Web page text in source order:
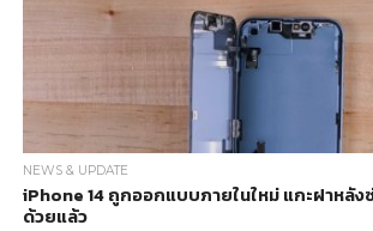
NEWS & UPDATE
iPhone 14 ถูกออกแบบภายในใหม่ แกะฝาหลัง
ด้วยแล้ว